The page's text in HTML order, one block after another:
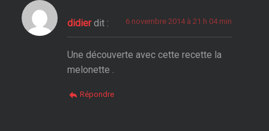
didier dit : 6 novembre 2014 à 21 h 04 min
Une découverte avec cette recette la
melonette .
Répondre